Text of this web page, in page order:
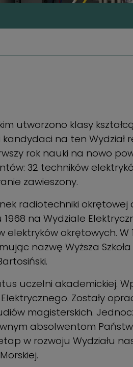
utworzono klasy
na ten Wydział
rok nauki na nowo
32 techników
zawieszony.
radiotechniki
na Wydziale
elektryków okrętowych. W
nazwę Wyższa
uczelni akademickiej.
Zostały
magisterskich.
absolwentom
w rozwoju Wydziału